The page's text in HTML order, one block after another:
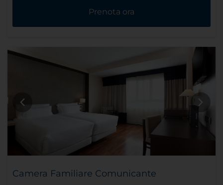
Prenota ora
Camera Familiare Comunicante